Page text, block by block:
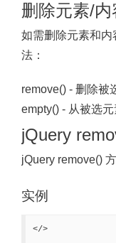
删除元素/内
如需删除元素和内
法：
remove() - 删除被
empty() - 从被选
jQuery
jQuery remove()
实例
</>